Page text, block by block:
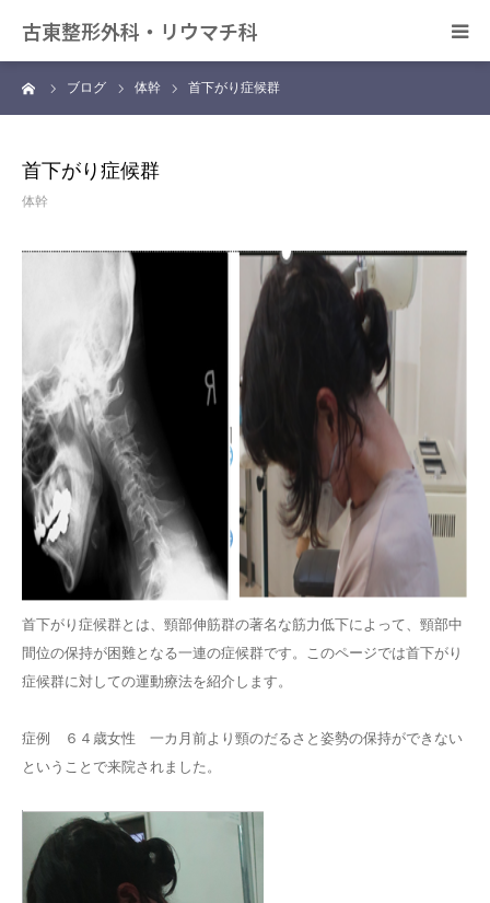
古東整形外科・リウマチ科
ブログ 体幹 首下がり症候群
首下がり症候群
体幹
首下がり症候群とは、頸部伸筋群の著名な筋力低下によって、頸部中
間位の保持が困難となる一連の症候群です。このページでは首下がり
症候群に対しての運動療法を紹介します。
症例 ６４歳女性 一カ月前より頸のだるさと姿勢の保持ができない
ということで来院されました。
日帰り手術について